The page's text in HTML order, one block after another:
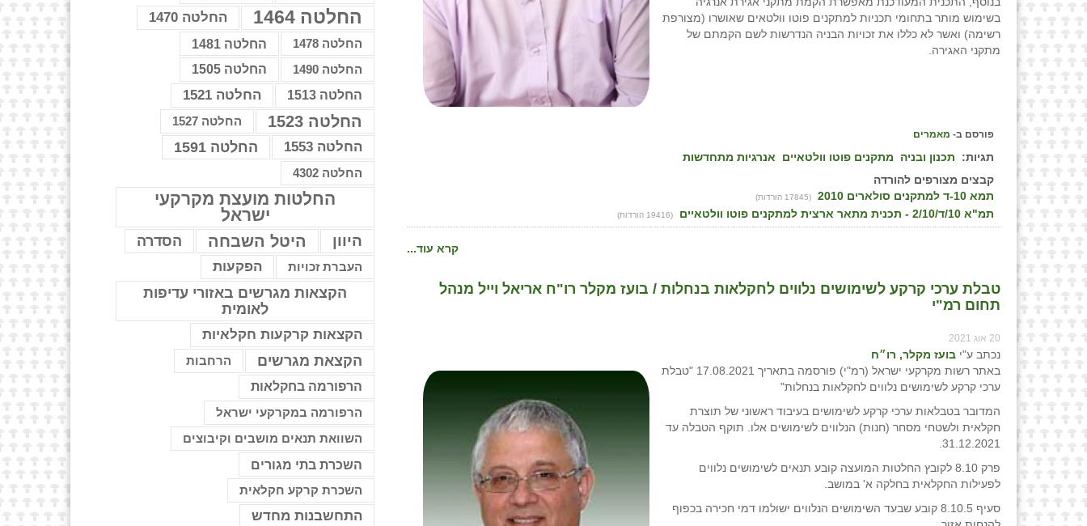
בשימוש מותר בתחומי תכניות למתקנים פוטו וולטאים שאושרו (מצורפת
רשימה) ואשר לא כללו את זכויות הבניה הנדרשות לשם הקמתם של
מתקני האגירה.
פורסם ב- מאמרים
תגיות: תכנון ובניה מתקנים פוטו וולטאיים
אנרגיות מתחדשות
קבצים מצורפים להורדה
(17845 הורדות)
תמ"א 10/ד/2/10 - תכנית מתאר ארצית למתקנים פוטו וולטאיים (19416 הורדות)
קרא עוד...
טבלת ערכי קרקע לשימושים נלווים לחקלאות בנחלות / בועז מקלר רו"ח אריאל וייל מנהל
תחום רמ"י
20 אוג 2021
נכתב ע"י בועז מקלר, רו״ח
באתר רשות מקרקעי ישראל (רמ"י) פורסמה בתאריך 17.08.2021 "טבלת
ערכי קרקע לשימושים נלווים לחקלאות בנחלות"
המדובר בטבלאות ערכי קרקע לשימושים בעיבוד ראשוני של תוצרת
חקלאית ולשטחי מסחר (חנות) הנלווים לשימושים אלו. תוקף הטבלה עד
31.12.2021.
פרק 8.10 לקובץ החלטות המועצה קובע תנאים לשימושים נלווים
לפעילות החקלאית בחלקה א' במושב.
סעיף 8.10.5 קובע שבעד השימושים הנלווים ישולמו דמי חכירה בכפוף
החלטה 1464 החלטה 1470
החלטה 1478 החלטה 1481
החלטה 1490
החלטה 1505
החלטה 1513
החלטה 1521
החלטה 1523 החלטה 1527
החלטה 1553 החלטה 1591
החלטה 4302
החלטות מועצת מקרקעי
ישראל
היוון היטל השבחה הסדרה
העברת זכויות הפקעות
הקצאות מגרשים באזורי עדיפות
לאומית
הקצאות קרקעות חקלאיות
הקצאת מגרשים
הרחבות
הרפורמה בחקלאות
הרפורמה במקרקעי ישראל
השוואת תנאים מושבים וקיבוצים
השכרת בתי מגורים
השכרת קרקע חקלאית
התחשבנות מחדש